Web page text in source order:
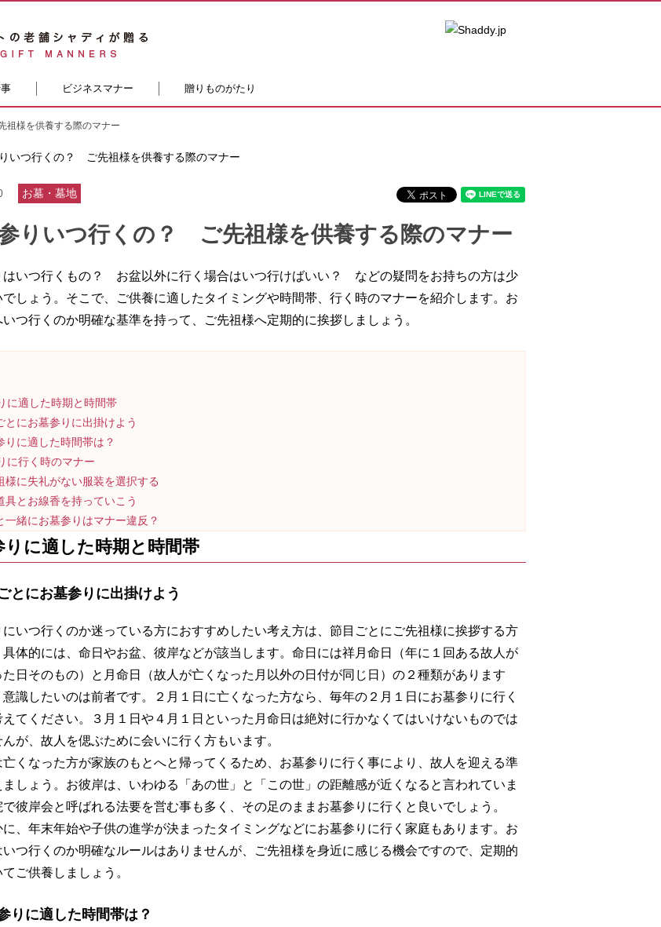
ビジネスマナー 贈りものがたり
様を供養する際のマナー
お墓・墓地
りいつ行くの？ ご先祖様を供養する際のマナー
はいつ行くもの？ お盆以外に行く場合はいつ行けばいい？ などの疑問をお持ちの方は少
でしょう。そこで、ご供養に適したタイミングや時間帯、行く時のマナーを紹介します。お
つ行くのか明確な基準を持って、ご先祖様へ定期的に挨拶しましょう。
に適した時期と時間帯
とにお墓参りに出掛けよう
りに適した時間帯は？
に行く時のマナー
様に失礼がない服装を選択する
具とお線香を持っていこう
一緒にお墓参りはマナー違反？
りに適した時期と時間帯
とにお墓参りに出掛けよう
にいつ行くのか迷っている方におすすめしたい考え方は、節目ごとにご先祖様に挨拶する方
具体的には、命日やお盆、彼岸などが該当します。命日には祥月命日（年に１回ある故人が
日そのもの）と月命日（故人が亡くなった月以外の日付が同じ日）の２種類があります
意識したいのは前者です。２月１日に亡くなった方なら、毎年の２月１日にお墓参りに行く
えてください。３月１日や４月１日といった月命日は絶対に行かなくてはいけないものでは
が、故人を偲ぶために会いに行く方もいます。
亡くなった方が家族のもとへと帰ってくるため、お墓参りに行く事により、故人を迎える準
しょう。お彼岸は、いわゆる「あの世」と「この世」の距離感が近くなると言われていま
彼岸会と呼ばれる法要を営む事も多く、その足のままお墓参りに行くと良いでしょう。
に、年末年始や子供の進学が決まったタイミングなどにお墓参りに行く家庭もあります。お
つ行くのか明確なルールはありませんが、ご先祖様を身近に感じる機会ですので、定期的
ご供養しましょう。
りに適した時間帯は？